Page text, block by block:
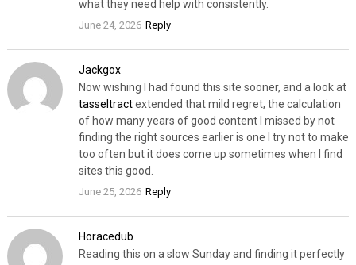
what they need help with consistently.
June 24, 2026 Reply
Jackgox
Now wishing I had found this site sooner, and a look at
tasseltractextended that mild regret, the calculation
of how many years of good content I missed by not
finding the right sources earlier is one I try not to make
too often but it does come up sometimes when I find
sites this good.
June 25, 2026 Reply
Horacedub
Reading this on a slow Sunday and finding it perfectly